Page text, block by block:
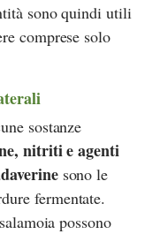
sono quindi utili
comprese solo
sostanze
nitriti e agenti
sono le
fermentate.
possono